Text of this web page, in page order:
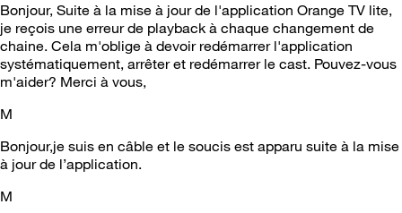
Bonjour, Suite à la mise à jour de l'application Orange TV lite,
je reçois une erreur de playback à chaque changement de
chaine. Cela m'oblige à devoir redémarrer l'application
systématiquement, arrêter et redémarrer le cast. Pouvez-vous
m'aider? Merci à vous,
M
Bonjour,je suis en câble et le soucis est apparu suite à la mise
à jour de l’application.
M